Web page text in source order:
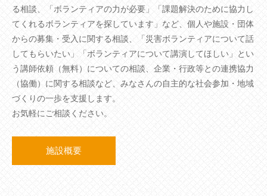
る相談、「ボランティアの力が必要」「課題解決のために協力し
てくれるボランティアを探しています」など、個人や施設・団体
からの募集・受入に関する相談、「災害ボランティアについて話
してもらいたい」「ボランティアについて講演してほしい」とい
う講師依頼（無料）についての相談、企業・行政等との連携協力
（協働）に関する相談など、みなさんの自主的な社会参加・地域
づくりの一歩を支援します。
お気軽にご相談ください。
施設概要